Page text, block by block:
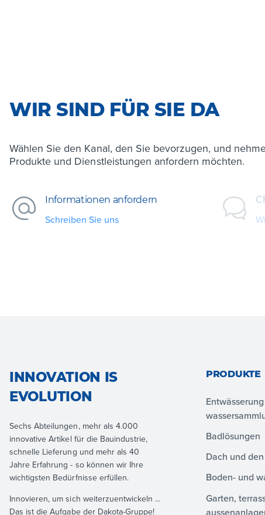
WIR SIND FÜR SIE DA
Wählen Sie den Kanal, den Sie bevorzugen, und
Produkte und Dienstleistungen anfordern möchten.
Informationen anfordern
Schreiben Sie uns
INNOVATION IS
EVOLUTION
Sechs Abteilungen, mehr als 4.000
innovative Artikel für die Bauindustrie,
schnelle Lieferung und mehr als 40
Jahre Erfahrung - so können wir Ihre
wichtigsten Bedürfnisse erfüllen.
Innovieren, um sich weiterzuentwickeln ...
Das ist die Aufgabe der Dakota-Gruppe!
PRODUKTE
Badlösungen
Dach und
Boden- und
Garten,